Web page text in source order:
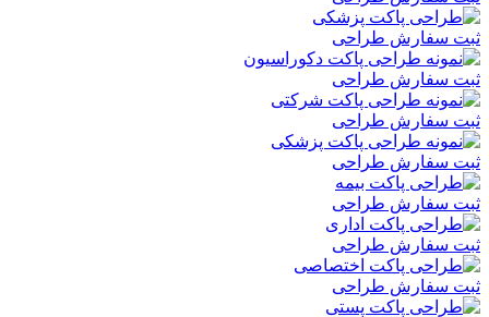
ثبت سفارش طراحی
ثبت سفارش طراحی
ثبت سفارش طراحی
ثبت سفارش طراحی
ثبت سفارش طراحی
ثبت سفارش طراحی
ثبت سفارش طراحی